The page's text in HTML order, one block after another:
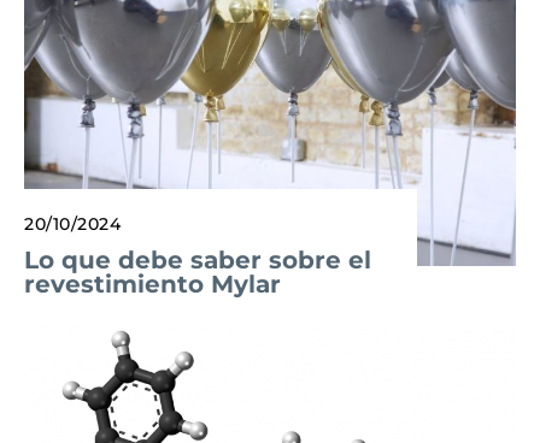
20/10/2024
Lo que debe saber sobre el
revestimiento Mylar